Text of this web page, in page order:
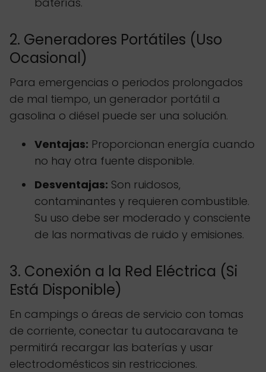
2. Generadores Portátiles (Uso
Ocasional)
Para emergencias o periodos prolongados
de mal tiempo, un generador portátil a
gasolina o diésel puede ser una solución.
Ventajas: Proporcionan energía cuando
no hay otra fuente disponible.
Desventajas: Son ruidosos,
contaminantes y requieren combustible.
Su uso debe ser moderado y consciente
de las normativas de ruido y emisiones.
3. Conexión a la Red Eléctrica (Si
Está Disponible)
En campings o áreas de servicio con tomas
de corriente, conectar tu autocaravana te
permitirá recargar las baterías y usar
electrodomésticos sin restricciones.